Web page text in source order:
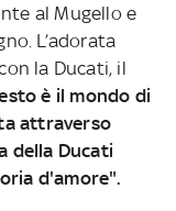
al Mugello e
L’adorata
la Ducati, il
è il mondo di
attraverso
della Ducati
d'amore".